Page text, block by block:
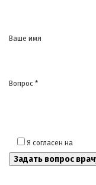
Ваше имя
Вопрос *
Я согласен на